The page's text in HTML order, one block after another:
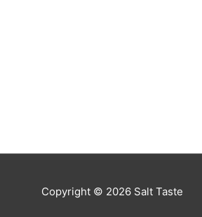
Copyright © 2026 Salt Taste